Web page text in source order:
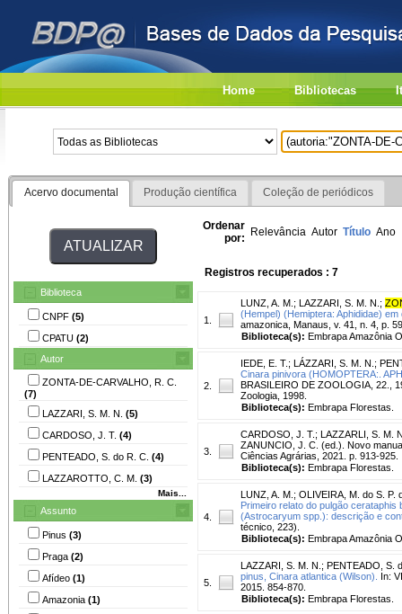
Home Bibliotecas
Acervo documental Produção científica Coleção de periódicos
Biblioteca
CNPF (5)
CPATU (2)
Autor
ZONTA-DE-CARVALHO, R. C.
(7)
LAZZARI, S. M. N. (5)
CARDOSO, J. T. (4)
PENTEADO, S. do R. C. (4)
LAZZAROTTO, C. M. (3)
Mais...
Assunto
Pinus (3)
Praga (2)
Afídeo (1)
Amazonia (1)
Ordenar
por: Relevância Autor Título Ano
Registros recuperados : 7
1.
LUNZ, A. M. ; LAZZARI, S. M. N. ;
(Hempel) (Hemiptera: Aphididae)
amazonica, Manaus, v. 41, n. 4, p.
Biblioteca(s): Embrapa Amazônia
2.
IEDE, E. T. ; LÁZZARI, S. M. N. ;
Cinara pinivora (HOMOPTERA:.
BRASILEIRO DE ZOOLOGIA, 22.,
Zoologia, 1998.
Biblioteca(s): Embrapa Florestas.
3.
CARDOSO, J. T. ; LAZZARLI, S. M.
ZANUNCIO, J. C. (ed.). Novo
Ciências Agrárias, 2021. p. 913-925.
Biblioteca(s): Embrapa Florestas.
4.
LUNZ, A. M. ; OLIVEIRA, M. do S. P.
Primeiro relato do pulgão
(Astrocaryum spp.): descrição e
técnico, 223).
Biblioteca(s): Embrapa Amazônia
5.
LAZZARI, S. M. N. ; PENTEADO, S.
pinus, Cinara atlantica (Wilson).
In:
2015. 854-870.
Biblioteca(s): Embrapa Florestas.